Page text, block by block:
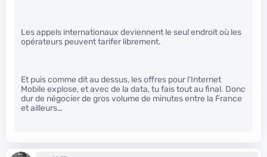
Les appels internationaux deviennent le seul endroit où les
opérateurs peuvent tarifer librement.
Et puis comme dit au dessus, les offres pour l’Internet
Mobile explose, et avec de la data, tu fais tout au final. Donc
dur de négocier de gros volume de minutes entre la France
et ailleurs…